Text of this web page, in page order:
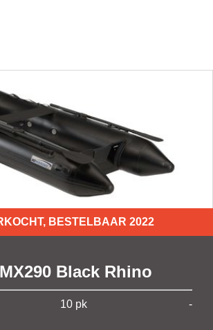
BESTELBAAR 2022
Black Rhino
10 pk -